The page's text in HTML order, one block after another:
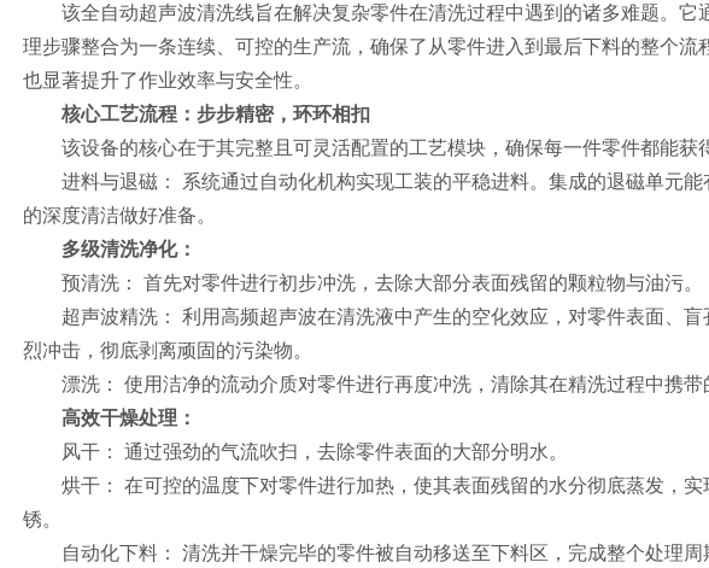
该全自动超声波清洗线旨在解决复杂零件在清洗过程中遇到的诸多难题。它
理步骤整合为一条连续、可控的生产流，确保了从零件进入到最后下料的整个流
也显著提升了作业效率与安全性。
核心工艺流程：步步精密，环环相扣
该设备的核心在于其完整且可灵活配置的工艺模块，确保每一件零件都能获
进料与退磁： 系统通过自动化机构实现工装的平稳进料。集成的退磁单元能
的深度清洁做好准备。
多级清洗净化：
预清洗： 首先对零件进行初步冲洗，去除大部分表面残留的颗粒物与油污。
超声波精洗： 利用高频超声波在清洗液中产生的空化效应，对零件表面、盲
烈冲击，彻底剥离顽固的污染物。
漂洗： 使用洁净的流动介质对零件进行再度冲洗，清除其在精洗过程中携带
高效干燥处理：
风干： 通过强劲的气流吹扫，去除零件表面的大部分明水。
烘干： 在可控的温度下对零件进行加热，使其表面残留的水分彻底蒸发，实
锈。
自动化下料： 清洗并干燥完毕的零件被自动移送至下料区，完成整个处理周